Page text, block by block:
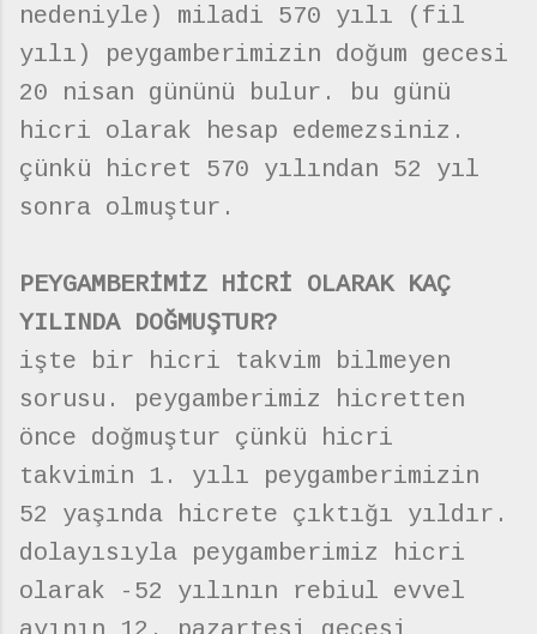
nedeniyle) miladi 570 yılı (fil
yılı) peygamberimizin doğum gecesi
20 nisan gününü bulur. bu günü
hicri olarak hesap edemezsiniz.
çünkü hicret 570 yılından 52 yıl
sonra olmuştur.
PEYGAMBERİMİZ HİCRİ OLARAK KAÇ
YILINDA DOĞMUŞTUR?
işte bir hicri takvim bilmeyen
sorusu. peygamberimiz hicretten
önce doğmuştur çünkü hicri
takvimin 1. yılı peygamberimizin
52 yaşında hicrete çıktığı yıldır.
dolayısıyla peygamberimiz hicri
olarak -52 yılının rebiul evvel